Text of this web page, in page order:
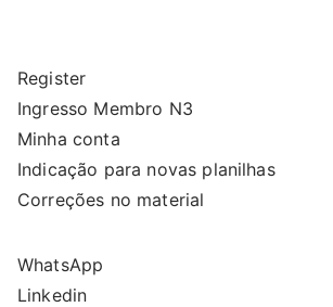
Register
Ingresso Membro N3
Minha conta
Indicação para novas planilhas
Correções no material
WhatsApp
Linkedin